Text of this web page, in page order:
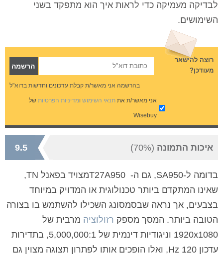
לבדיקה מעמיקה כדי לראות איך הוא מתפקד בשני
השימושים.
רוצה להישאר
מעודכן?
בהרשמה אני מאשר/ת קבלת עדכונים וחדשות בדוא"ל
אני מאשר/ת אתתנאי השימוש ומדיניות הפרטיות של
Wisebuy
איכות התמונה (70%)
9.5
בדומה ל-SA950, גם ה- T27A950מצויד בפאנל TN
,
שאינו המתקדם ביותר טכנולוגית או המדויק במיוחד
בצבעים, אך נראה שבסמסונג השכילו להשתמש בו בצורה
הטובה ביותר. המסך מספק רזולוציה מרבית של
1920x1080
וניגודיות דינמית של 5,000,000:1, בתדירות
עדכון 120 Hz
, ואלו הופכים אותו לפתרון תצוגה מצוין גם